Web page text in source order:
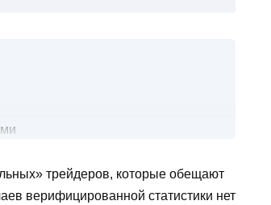
трейдеров, которые обещают
верифицированной статистики нет